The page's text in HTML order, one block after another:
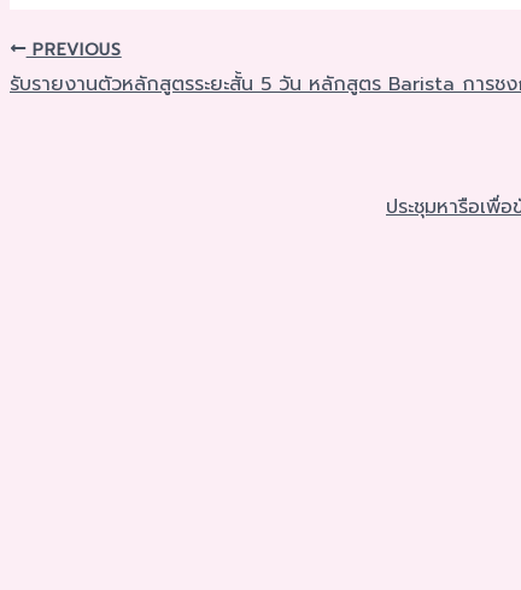
PREVIOUS
รับรายงานตัวหลักสูตรระยะสั้น 5 วัน หลักสูตร Barista การช
ประชุมหารือเพื่